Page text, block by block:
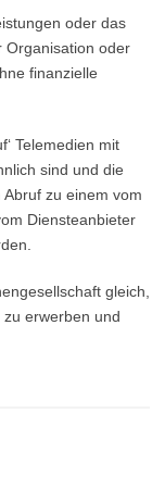
oder das
Organisation oder
finanzielle
Telemedien mit
sind und die
zu einem vom
Diensteanbieter
gleich,
erwerben und